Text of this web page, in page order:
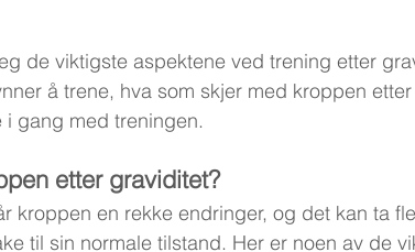
de viktigste aspektene ved trening etter
å trene, hva som skjer med kroppen
gang med treningen.
etter graviditet?
kroppen en rekke endringer, og det kan ta
til sin normale tilstand. Her er noen av de